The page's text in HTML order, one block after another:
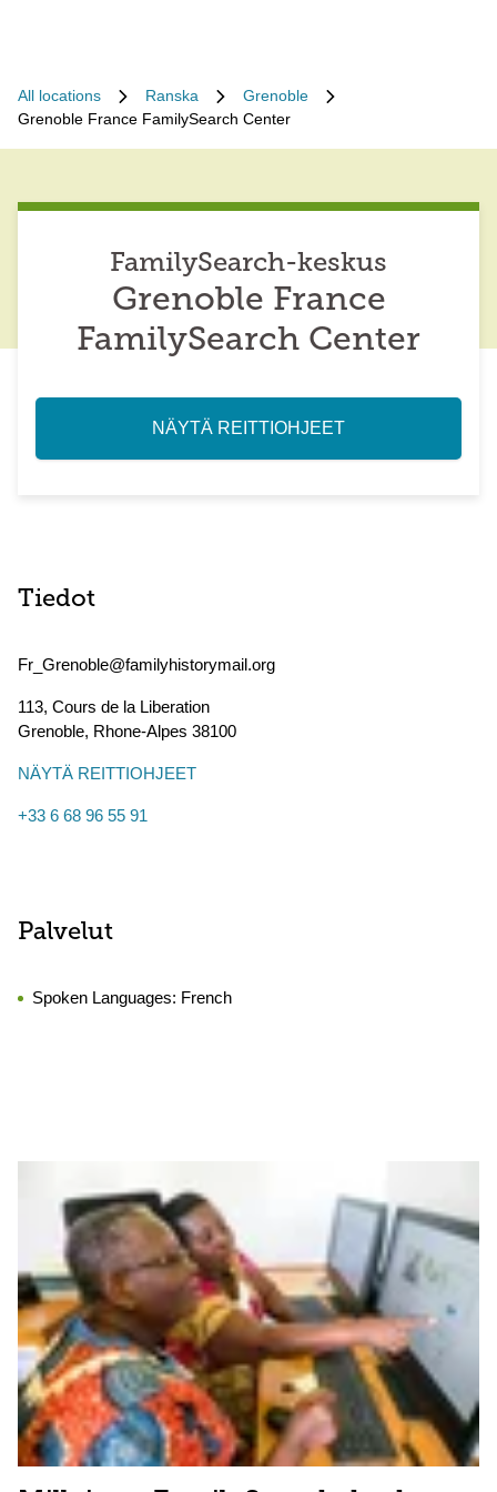
All locations Ranska
Grenoble
Grenoble France FamilySearch Center
FamilySearch-keskus
Grenoble France
FamilySearch Center
NÄYTÄ REITTIOHJEET
Tiedot
Fr_Grenoble@familyhistorymail.org
113, Cours de la Liberation
Grenoble, Rhone-Alpes 38100
NÄYTÄ REITTIOHJEET
+33 6 68 96 55 91
Palvelut
Spoken Languages: French